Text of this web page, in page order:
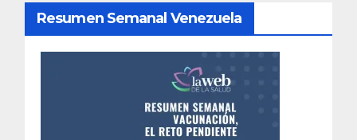
Resumen Semanal Venezuela